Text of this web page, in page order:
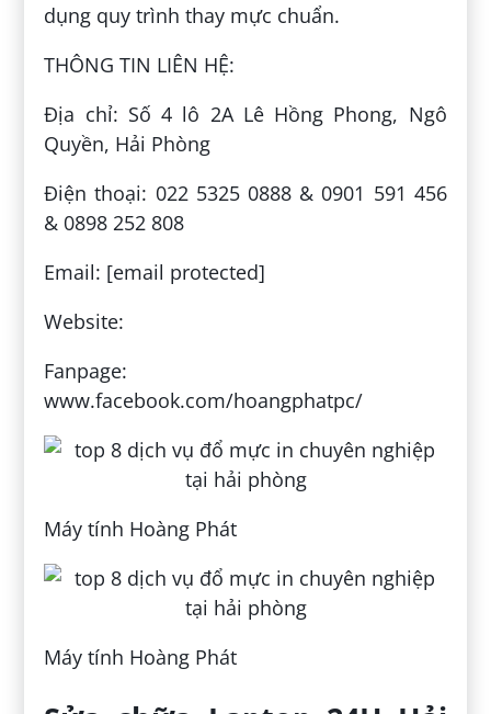
dụng quy trình thay mực chuẩn.
THÔNG TIN LIÊN HỆ:
Địa chỉ: Số 4 lô 2A Lê Hồng Phong, Ngô
Quyền, Hải Phòng
Điện thoại: 022 5325 0888 & 0901 591 456
& 0898 252 808
Email: [email protected]
Website:
Fanpage:
www.facebook.com/hoangphatpc/
Máy tính Hoàng Phát
Máy tính Hoàng Phát